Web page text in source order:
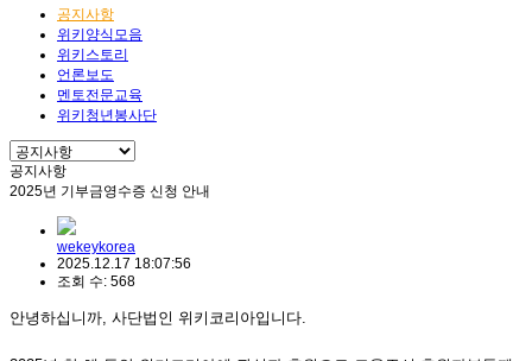
공지사항
위키양식모음
위키스토리
언론보도
멘토전문교육
위키청년봉사단
공지사항
2025년 기부금영수증 신청 안내
wekeykorea
2025.12.17 18:07:56
조회 수: 568
안녕하십니까, 사단법인 위키코리아입니다.